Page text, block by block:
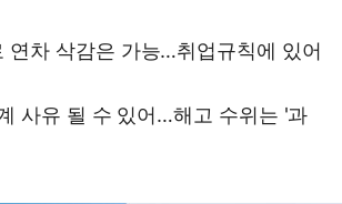
연차 삭감은 가능…취업규칙에 있어
사유 될 수 있어…해고 수위는 '과